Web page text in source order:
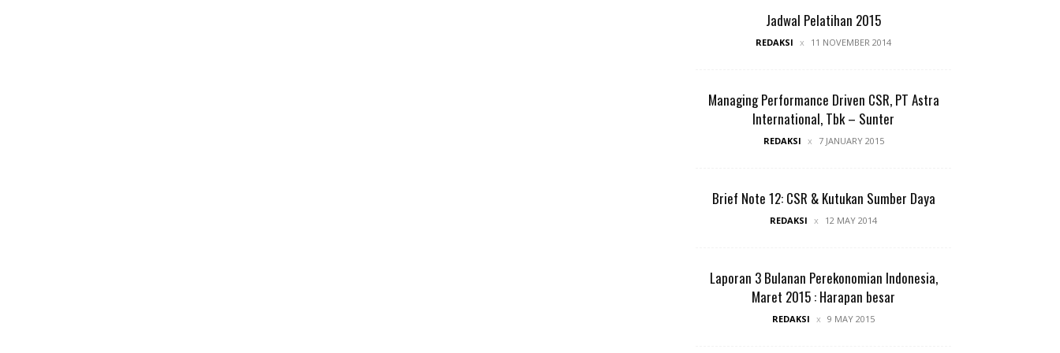
Jadwal Pelatihan 2015
REDAKSI 11 NOVEMBER 2014
Managing Performance Driven CSR, PT Astra
International, Tbk – Sunter
REDAKSI 7 JANUARY 2015
Brief Note 12: CSR & Kutukan Sumber Daya
REDAKSI 12 MAY 2014
Laporan 3 Bulanan Perekonomian Indonesia,
Maret 2015 : Harapan besar
REDAKSI 9 MAY 2015